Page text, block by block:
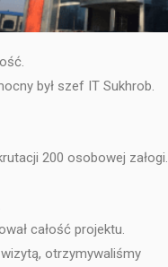
był szef IT Sukhrob.
200 osobowej załogi.
całość projektu.
otrzymywaliśmy